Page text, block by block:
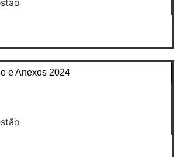
e Anexos 2024